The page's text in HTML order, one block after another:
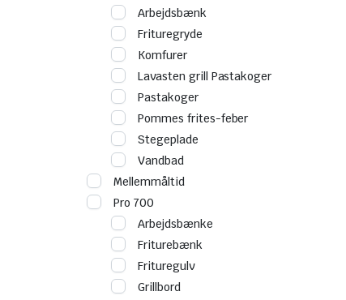
Arbejdsbænk
Frituregryde
Komfurer
Lavasten grill Pastakoger
Pastakoger
Pommes frites-feber
Stegeplade
Vandbad
Mellemmåltid
Pro 700
Arbejdsbænke
Friturebænk
Frituregulv
Grillbord